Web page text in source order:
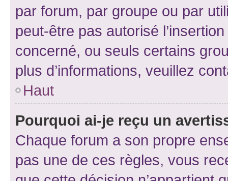
par forum, par groupe ou par
peut-être pas autorisé
concerné, ou seuls certains
plus d’informations, veuillez
Haut
Pourquoi ai-je reçu un
Chaque forum a son propre
pas une de ces règles, vous